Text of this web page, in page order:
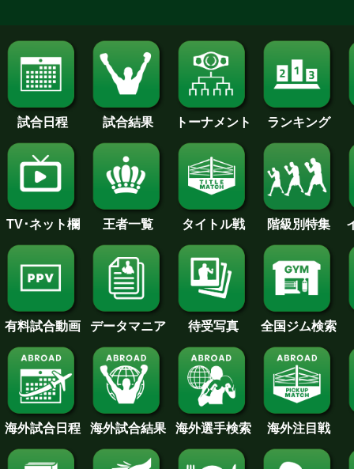
試合日程 試合結果 トーナメント ランキング
TV･ネット欄 王者一覧 タイトル戦 階級別特集
有料試合動画 データマニア 待受写真 全国ジム検索
海外試合日程 海外試合結果 海外選手検索 海外注目戦